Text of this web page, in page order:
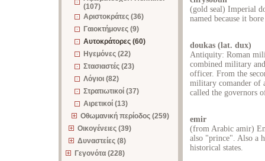
(107)
Αριστοκράτες (36)
Γαιοκτήμονες (9)
Αυτοκράτορες (60)
Ηγεμόνες (22)
Στασιαστές (23)
Λόγιοι (82)
Στρατιωτικοί (37)
Αιρετικοί (13)
Οθωμανική περίοδος (259)
Οικογένειες (39)
Δυναστείες (8)
Γεγονότα (228)
(gold seal) Imperial
named because it
doukas (lat. dux)
Antiquity: Roman
combined military
officer. From the
military comander of
called the governors
emir
(from Arabic amir)
also "prince". Also a
historical states.